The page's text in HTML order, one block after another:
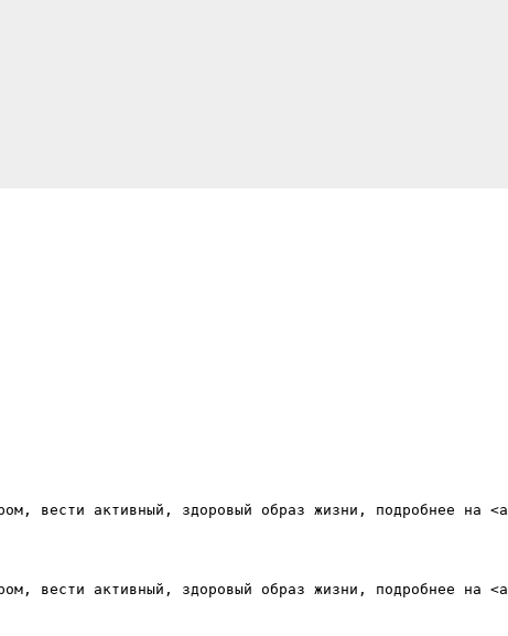
вести активный, здоровый образ жизни, подробнее на <a
вести активный, здоровый образ жизни, подробнее на <a